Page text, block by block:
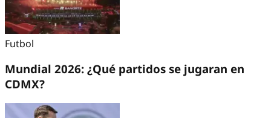
Futbol
Mundial 2026: ¿Qué partidos se jugaran en
CDMX?